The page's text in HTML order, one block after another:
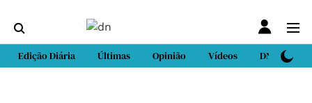
Edição Diária Últimas Opinião Vídeos DN Sport